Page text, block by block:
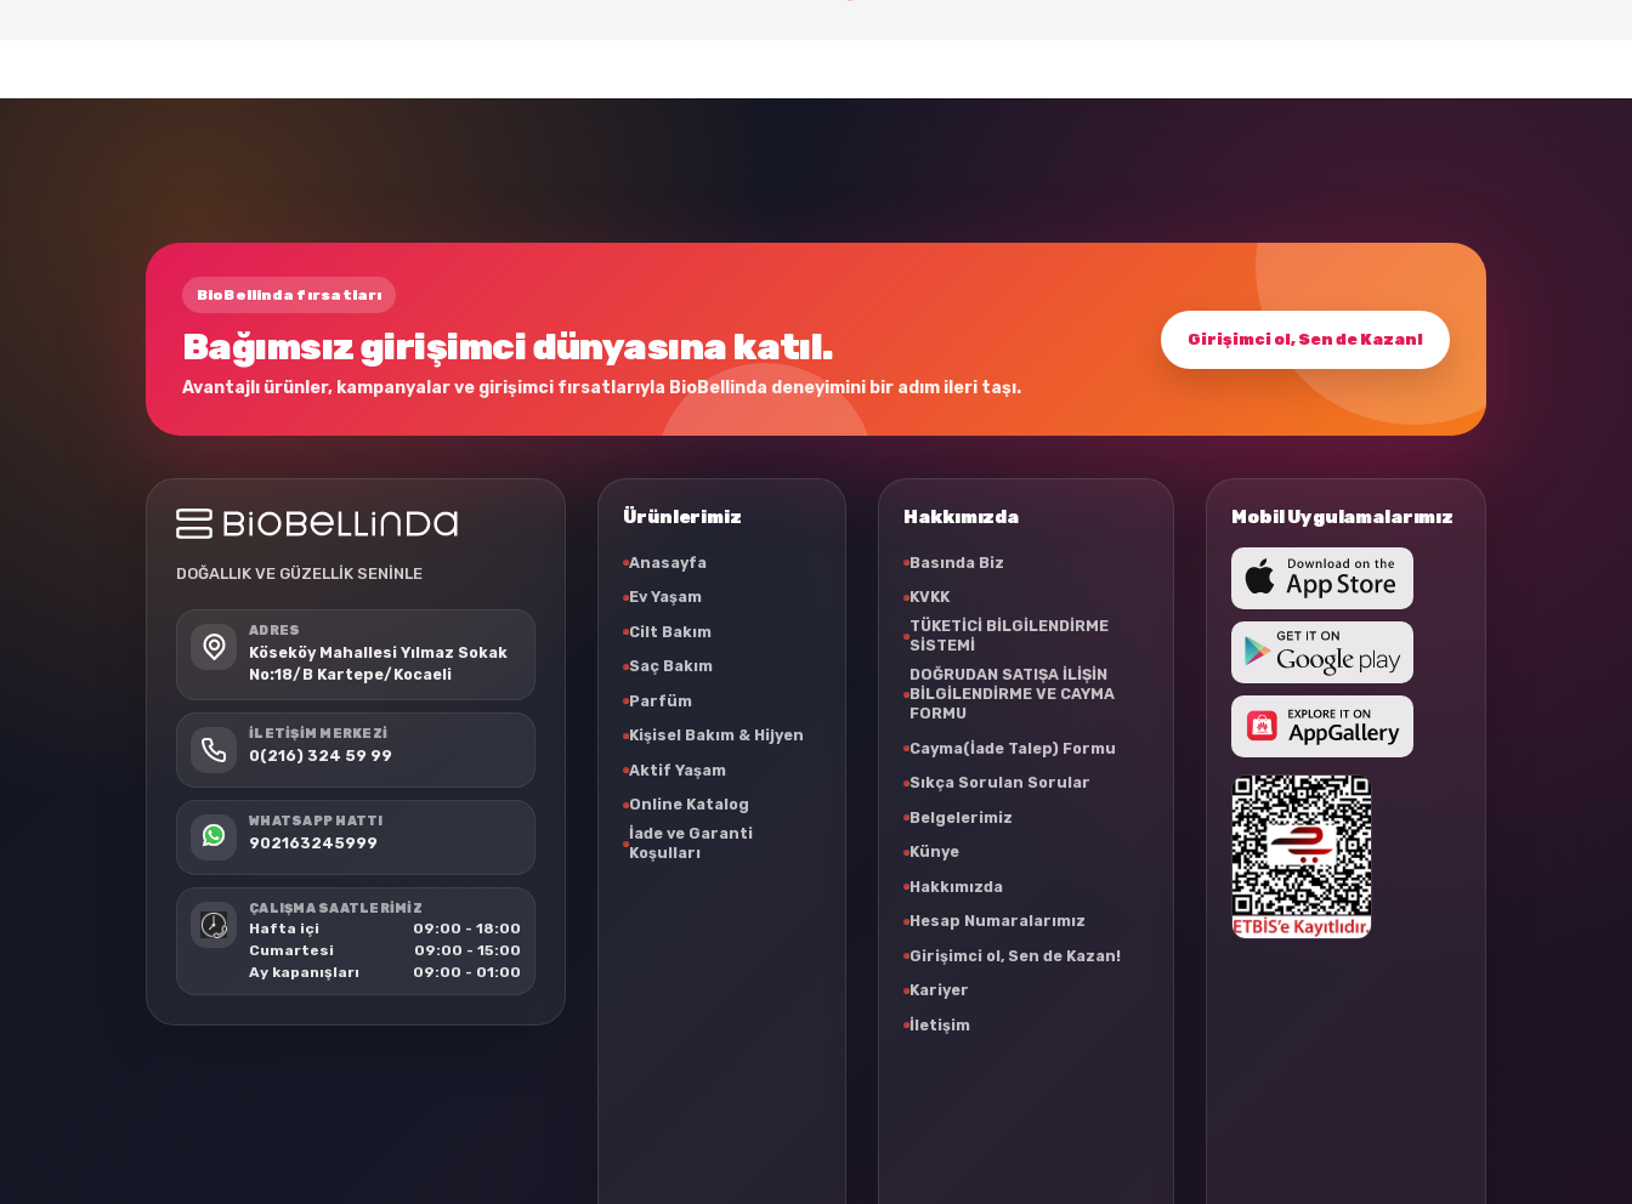
BioBellinda fırsatları
Bağımsız girişimci dünyasına katıl.
Avantajlı ürünler, kampanyalar ve girişimci fırsatlarıyla BioBellinda deneyimini bir adım ileri taşı.
Girişimci ol, Sen de Kazan!
DOĞALLIK VE GÜZELLİK SENİNLE
ADRES
Köseköy Mahallesi Yılmaz Sokak
No:18/B Kartepe/Kocaeli
İLETIŞIM MERKEZI
0(216) 324 59 99
WHATSAPP HATTI
902163245999
ÇALIŞMA SAATLERİMİZ
Hafta içi
09:00 - 18:00
Cumartesi
09:00 - 15:00
Ay kapanışları
09:00 - 01:00
Ürünlerimiz
Anasayfa
Ev Yaşam
Cilt Bakım
Saç Bakım
Parfüm
Kişisel Bakım & Hijyen
Aktif Yaşam
Online Katalog
İade ve Garanti
Koşulları
Hakkımızda
Basında Biz
KVKK
TÜKETİCİ BİLGİLENDİRME
SİSTEMİ
DOĞRUDAN SATIŞA İLİŞİN
BİLGİLENDİRME VE CAYMA
FORMU
Cayma(İade Talep) Formu
Sıkça Sorulan Sorular
Belgelerimiz
Künye
Hakkımızda
Hesap Numaralarımız
Girişimci ol, Sen de Kazan!
Kariyer
İletişim
Mobil Uygulamalarımız